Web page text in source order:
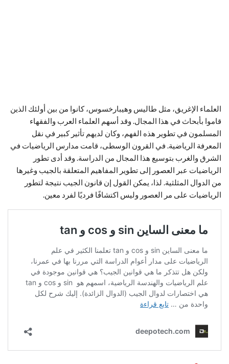
العلماء الإغريق، مثل طاليس وهيبارخسوس، كانوا من بين أولئك الذين
قاموا بأبحاث في هذا المجال. وقد أسهم العلماء العرب والفقهاء
المسلمون في تطوير هذه الفهم، وكان لديهم تأثير كبير في نقل
المعرفة الرياضية. في القرون الوسطى، قامت مدارس الرياضيات في
الشرق والغرب بتوسيع هذا المجال من الدراسة. وقد أدى تطور
الرياضيات عبر العصور إلى تطوير المفاهيم المتعلقة بالجيب وغيرها
من الدوال المثلثية. لذا، يمكن القول إن قانون الجيب نتيجة لتطور
الرياضيات على مر العصور وليس اكتشافًا فرديًا لفرد معين.